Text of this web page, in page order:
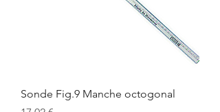
Sonde Fig.9 Manche octogonal